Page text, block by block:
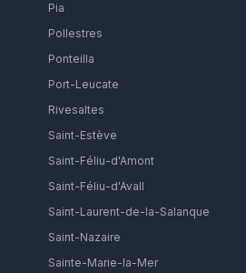
Pia
Pollestres
Ponteilla
Port-Leucate
Rivesaltes
Saint-Estève
Saint-Féliu-d'Amont
Saint-Féliu-d'Avall
Saint-Laurent-de-la-Salanque
Saint-Nazaire
Sainte-Marie-la-Mer